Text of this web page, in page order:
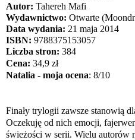
Autor: Tahereh Mafi
Wydawnictwo: Otwarte
Data wydania: 21 maja 2014
ISBN: 9788375153057
Liczba stron: 384
Cena: 34,9 zł
Natalia - moja ocena: 8/10
Finały trylogii zawsze stanowią
Oczekuję od nich emocji,
świeżości w serii. Wielu autorów